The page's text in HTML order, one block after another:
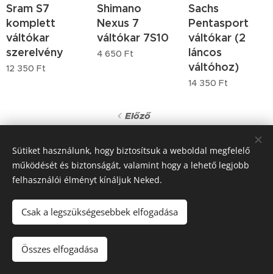
Sram S7
komplett
váltókar
szerelvény
12 350 Ft
Shimano
Nexus 7
váltókar 7S10
4 650 Ft
Sachs
Pentasport
váltókar (2
láncos
váltóhoz)
14 350 Ft
Előző
Sütiket használunk, hogy biztosítsuk a weboldal megfelelő
működését és biztonságát, valamint hogy a lehető legjobb
felhasználói élményt kínáljuk Neked.
Csak a legszükségesebbek elfogadása
Összes elfogadása